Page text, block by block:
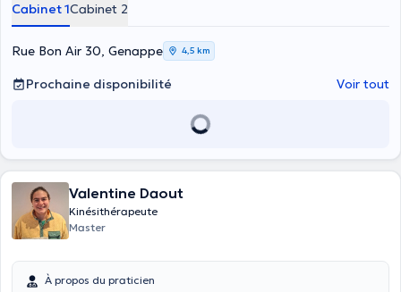
Cabinet 1Cabinet 2
Rue Bon Air 30, Genappe 4,5 km
Prochaine disponibilité Voir tout
Valentine Daout
Kinésithérapeute
Master
À propos du praticien